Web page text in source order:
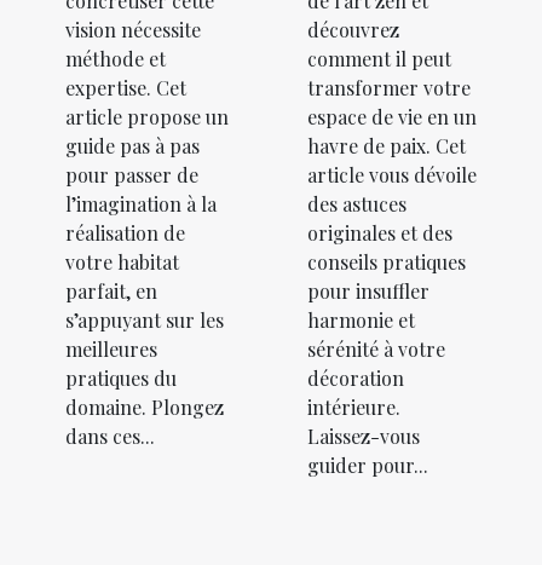
vision nécessite
méthode et
expertise. Cet
article propose un
guide pas à pas
pour passer de
l’imagination à la
réalisation de
votre habitat
parfait, en
s’appuyant sur les
meilleures
pratiques du
domaine. Plongez
dans ces...
découvrez
comment il peut
transformer votre
espace de vie en un
havre de paix. Cet
article vous dévoile
des astuces
originales et des
conseils pratiques
pour insuffler
harmonie et
sérénité à votre
décoration
intérieure.
Laissez-vous
guider pour...